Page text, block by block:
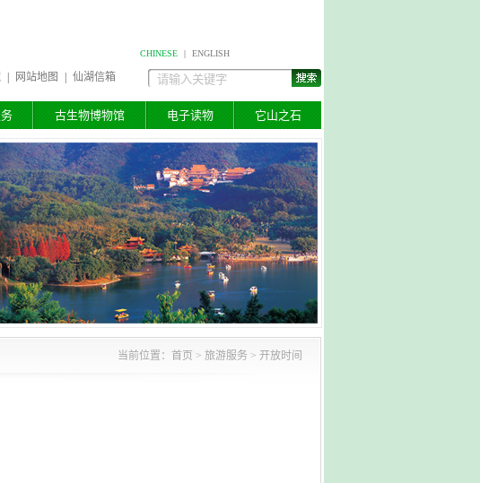
CHINESE | ENGLISH
网站地图 仙湖信箱
古生物博物馆 电子读物 它山之石
当前位置： 首页 > 旅游服务 > 开放时间